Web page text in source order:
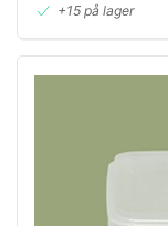
+15 på lager